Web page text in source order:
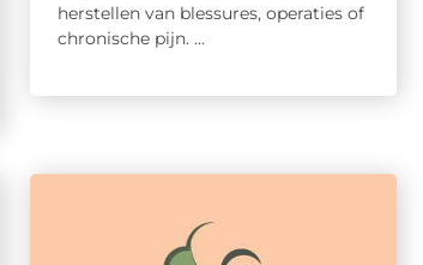
herstellen van blessures, operaties of
chronische pijn. ...